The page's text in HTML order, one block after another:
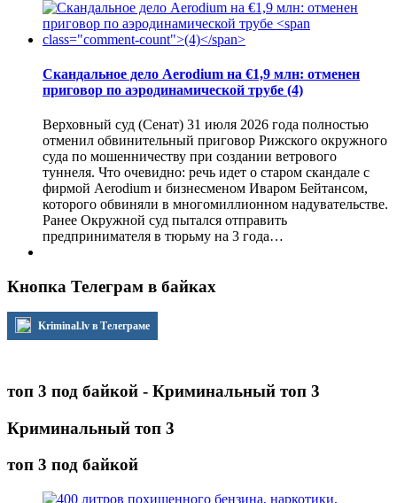
Скандальное дело Aerodium на €1,9 млн: отменен
приговор по аэродинамической трубе (4)
Верховный суд (Сенат) 31 июля 2026 года полностью
отменил обвинительный приговор Рижского окружного
суда по мошенничеству при создании ветрового
туннеля. Что очевидно: речь идет о старом скандале с
фирмой Aerodium и бизнесменом Иваром Бейтансом,
которого обвиняли в многомиллионном надувательстве.
Ранее Окружной суд пытался отправить
предпринимателя в тюрьму на 3 года…
Кнопка Телеграм в байках
Kriminal.lv в Телеграме
топ 3 под байкой - Криминальный топ 3
Криминальный топ 3
топ 3 под байкой